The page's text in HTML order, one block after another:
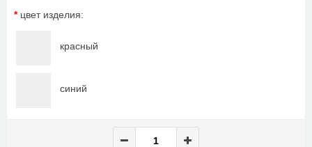
*цвет изделия:
красный
синий